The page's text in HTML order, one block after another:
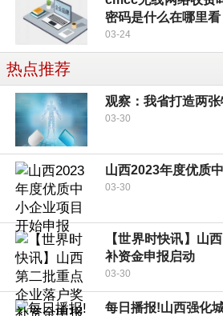
密码是什么在哪里看
03-24
热点推荐
观察：我省打造两
03-30
山西2023年度优质
03-30
【世界时快讯】山
补资金申报启动
03-30
每日播报!山西强化